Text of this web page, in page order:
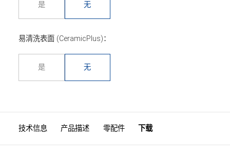
是 无
易清洗表面 (CeramicPlus)：
是 无
技术信息 产品描述 零配件 下载